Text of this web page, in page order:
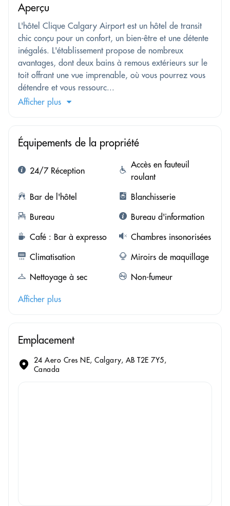
Aperçu
L'hôtel Clique Calgary Airport est un hôtel de transit
chic conçu pour un confort, un bien-être et une détente
inégalés. L'établissement propose de nombreux
avantages, dont deux bains à remous extérieurs sur le
toit offrant une vue imprenable, où vous pourrez vous
détendre et vous ressourc...
Afficher plus
Équipements de la propriété
24/7 Réception
Accès en fauteuil
roulant
Bar de l'hôtel
Blanchisserie
Bureau
Bureau d'information
Café : Bar à expresso
Chambres insonorisées
Climatisation
Miroirs de maquillage
Nettoyage à sec
Non-fumeur
Afficher plus
Emplacement
24 Aero Cres NE, Calgary, AB T2E 7Y5,
Canada